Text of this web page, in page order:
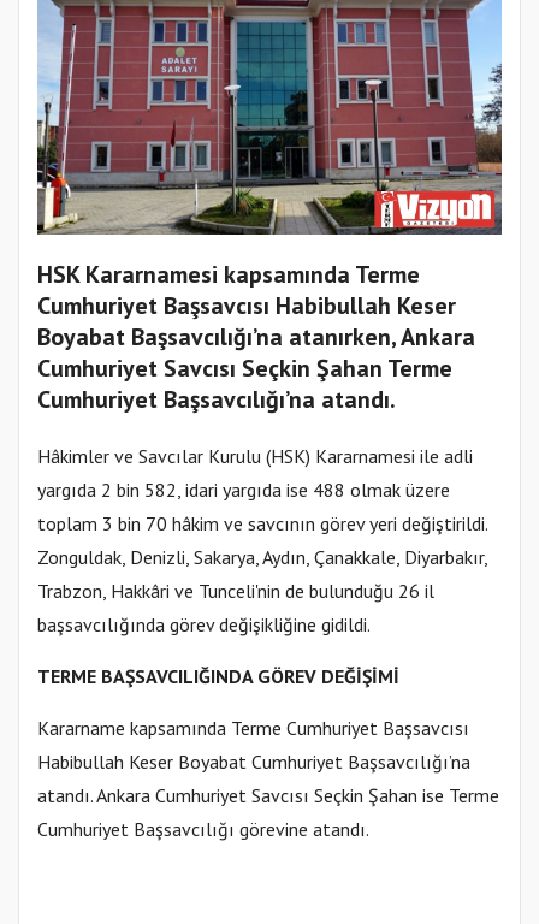
HSK Kararnamesi kapsamında Terme
Cumhuriyet Başsavcısı Habibullah Keser
Boyabat Başsavcılığı’na atanırken, Ankara
Cumhuriyet Savcısı Seçkin Şahan Terme
Cumhuriyet Başsavcılığı’na atandı.
Hâkimler ve Savcılar Kurulu (HSK) Kararnamesi ile adli
yargıda 2 bin 582, idari yargıda ise 488 olmak üzere
toplam 3 bin 70 hâkim ve savcının görev yeri değiştirildi.
Zonguldak, Denizli, Sakarya, Aydın, Çanakkale, Diyarbakır,
Trabzon, Hakkâri ve Tunceli'nin de bulunduğu 26 il
başsavcılığında görev değişikliğine gidildi.
TERME BAŞSAVCILIĞINDA GÖREV DEĞİŞİMİ
Kararname kapsamında Terme Cumhuriyet Başsavcısı
Habibullah Keser Boyabat Cumhuriyet Başsavcılığı’na
atandı. Ankara Cumhuriyet Savcısı Seçkin Şahan ise Terme
Cumhuriyet Başsavcılığı görevine atandı.